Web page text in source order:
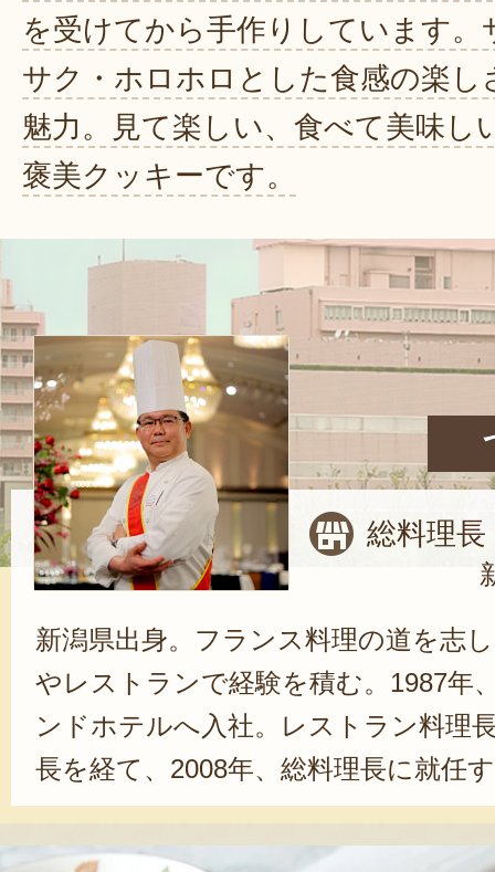
を受けてから手作りしています。
サク・ホロホロとした食感の楽し
魅力。見て楽しい、食べて美味し
褒美クッキーです。
総料理長
新潟県出身。フランス料理の道を志
やレストランで経験を積む。1987年
ンドホテルへ入社。レストラン料理
長を経て、2008年、総料理長に就任
手仕事シリーズ』は、『ホテルの味
も食べていただきたい』という想い